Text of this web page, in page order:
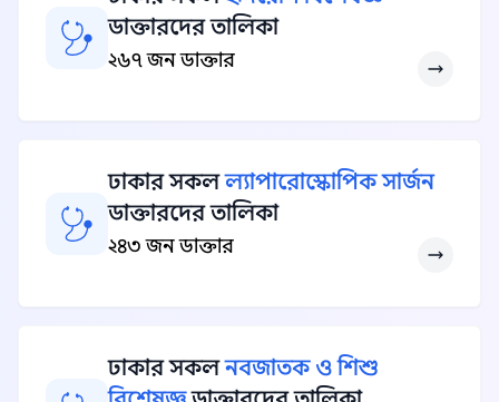
ডাক্তারদের তালিকা
২৬৭ জন ডাক্তার
ঢাকার সকলল্যাপারোস্কোপিক সার্জন
ডাক্তারদের তালিকা
২৪৩ জন ডাক্তার
ঢাকার সকলনবজাতক ও শিশু